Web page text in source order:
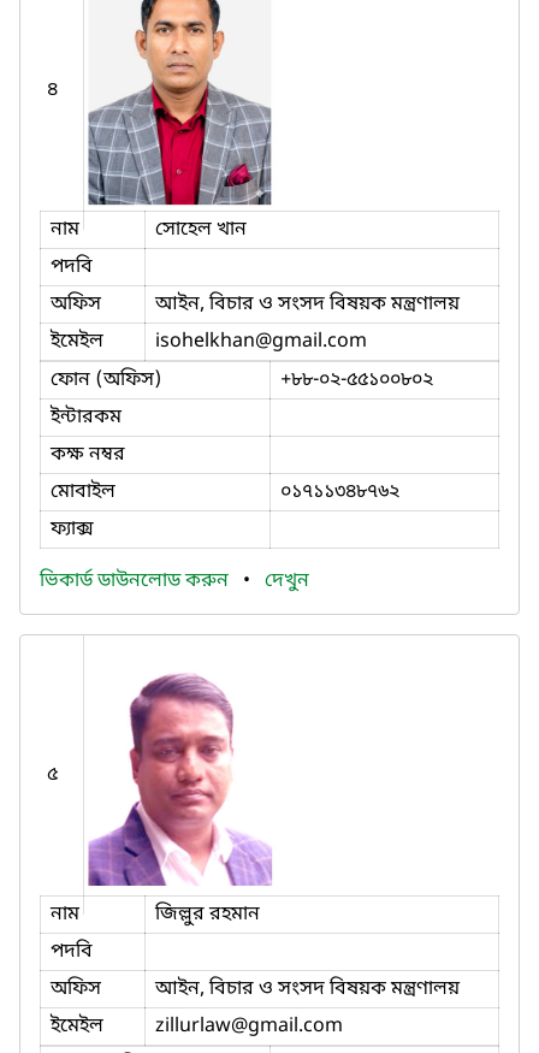
৪
নাম
সোহেল খান
পদবি
অফিস
আইন, বিচার ও সংসদ বিষয়ক মন্ত্রণালয়
ইমেইল
isohelkhan@gmail.com
ফোন (অফিস)
+৮৮-০২-৫৫১০০৮০২
ইন্টারকম
কক্ষ নম্বর
মোবাইল
০১৭১১৩৪৮৭৬২
ফ্যাক্স
ভিকার্ড ডাউনলোড করুন • দেখুন
৫
নাম
জিল্লুর রহমান
পদবি
অফিস
আইন, বিচার ও সংসদ বিষয়ক মন্ত্রণালয়
ইমেইল
zillurlaw@gmail.com